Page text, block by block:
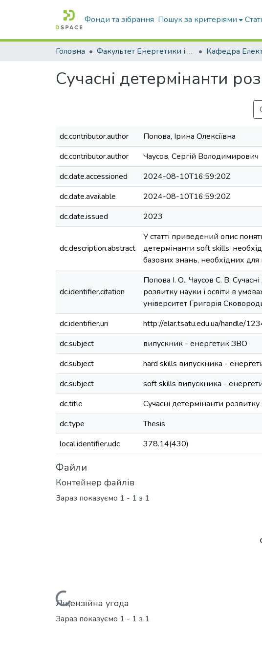
Фонди та зібрання Пошук за критеріями
Головна Факультет Енергетики і комп'ютерних технологій
Сучасні детермінанти
dc.contributor.author
Попова, Ірина Олексіївна
dc.contributor.author
Чаусов, Сергій Володимирович
dc.date.accessioned
2024-08-10T16:59:20Z
dc.date.available
2024-08-10T16:59:20Z
dc.date.issued
2023
dc.description.abstract
У статті приведений опис
детермінанти soft skills,
базових знань, необхідних
dc.identifier.citation
Попова І. О., Чаусов С. В.
розвитку науки і освіти в
університет Григорія
dc.identifier.uri
http://elar.tsatu.edu.ua/handle/
dc.subject
випускник - енергетик ЗВО
dc.subject
hard skills випускника -
dc.subject
soft skills випускника -
dc.title
Сучасні детермінанти
dc.type
Thesis
local.identifier.udc
378.14(430)
Файли
Контейнер файлів
Зараз показуємо 1 - 1 з 1
Вантажиться...
Ліцензійна угода
Зараз показуємо 1 - 1 з 1